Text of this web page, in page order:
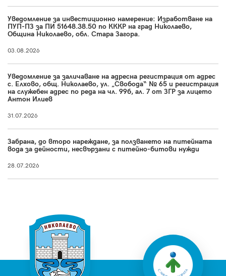
Уведомление за инвестиционно намерение: Изработване на
ПУП-ПЗ за ПИ 51648.38.50 по КККР на град Николаево,
Община Николаево, обл. Стара Загора.
03.08.2026
Уведомление за заличаване на адресна регистрация от адрес
с. Елхово, общ. Николаево, ул. „Свобода“ № 65 и регистрация
на служебен адрес по реда на чл. 99б, ал. 7 от ЗГР за лицето
Антон Илиев
31.07.2026
Забрана, до второ нареждане, за ползването на питейната
вода за дейности, несвързани с питейно-битови нужди
28.07.2026